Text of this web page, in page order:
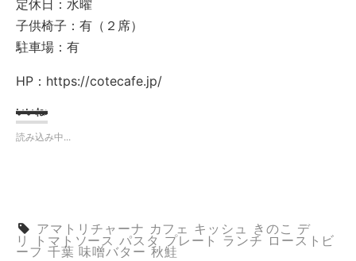
定休日：水曜
子供椅子：有（２席）
駐車場：有
HP：https://cotecafe.jp/
いいね:
読み込み中...
アマトリチャーナ カフェ キッシュ きのこ デ
リ トマトソース パスタ プレート ランチ ローストビ
ーフ 千葉 味噌バター 秋鮭